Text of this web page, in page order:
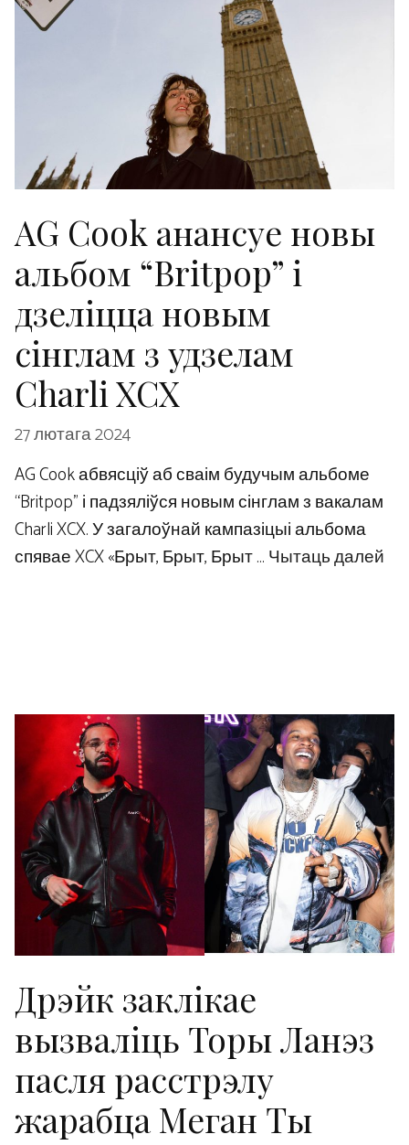
AG Cook анансуе новы
альбом “Britpop” і
дзеліцца новым
сінглам з удзелам
Charli XCX
27 лютага 2024
AG Cook абвясціў аб сваім будучым альбоме
“Britpop” і падзяліўся новым сінглам з вакалам
Charli XCX. У загалоўнай кампазіцыі альбома
спявае XCX «Брыт, Брыт, Брыт …Чытаць далей
Дрэйк заклікае
вызваліць Торы Ланэз
пасля расстрэлу
жарабца Меган Ты